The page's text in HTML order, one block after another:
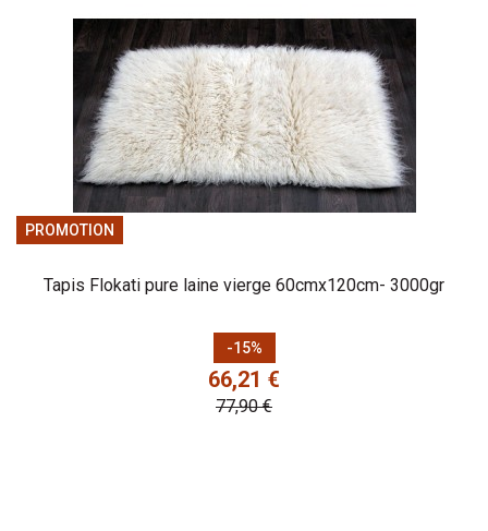
PROMOTION
Tapis Flokati pure laine vierge 60cmx120cm- 3000gr
-15%
Prix
66,21 €
Prix de base
77,90 €